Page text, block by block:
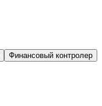
Финансовый контролер